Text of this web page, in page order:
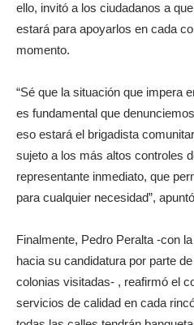
ello, invitó a los ciudadanos a
estará para apoyarlos en cada
momento.
“Sé que la situación que impera
es fundamental que
eso estará el brigadista
sujeto a los más altos controles
representante inmediato, que
para cualquier necesidad”,
Finalmente, Pedro Peralta -con
hacia su candidatura por parte
colonias visitadas- , reafirmó el
servicios de calidad en cada